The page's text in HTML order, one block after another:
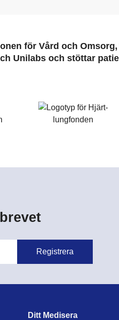
för Vård och Omsorg,
Unilabs och stöttar
Ditt Medisera